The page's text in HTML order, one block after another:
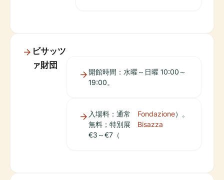
ビサッツ
ァ財団
開館時間：水曜～日曜 10:00～
19:00。
入場料：通常
無料；特別展
€3～€7（
Fondazione
Bisazza
）。